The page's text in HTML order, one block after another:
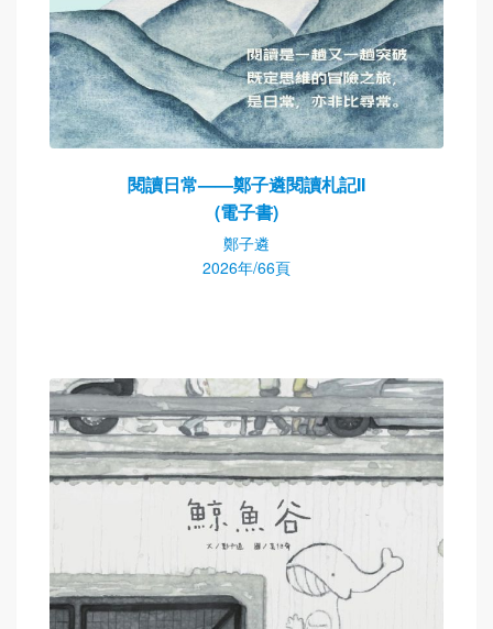
閱讀日常——鄭子遴閱讀札記II
(電子書)
鄭子遴
2026年/66頁